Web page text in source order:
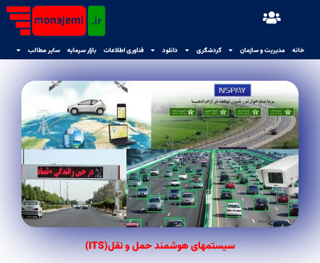
خانه مدیریت و سازمان گردشگری دانلود فناوری اطلاعات بازار سرمایه سایر مطالب
سیستمهای هوشمند حمل و نقل(ITS)